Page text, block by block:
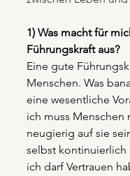
1) Was macht für
Führungskraft aus?
Eine gute
Menschen. Was
eine wesentliche
ich muss Menschen
neugierig auf sie
selbst kontinuierlich
ich darf Vertrauen